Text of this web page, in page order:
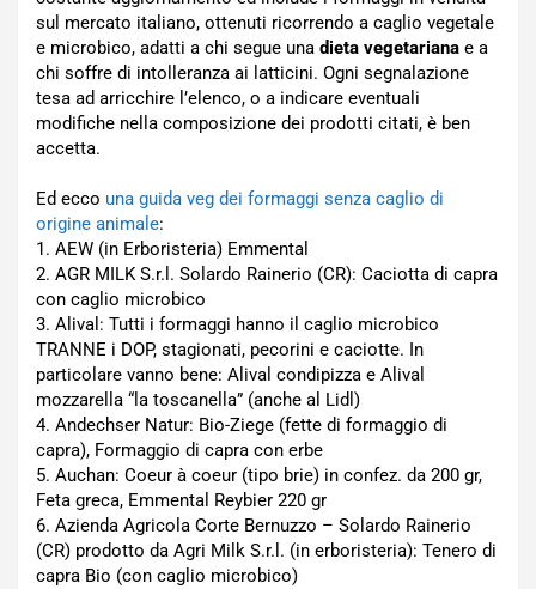
sul mercato italiano, ottenuti ricorrendo a caglio vegetale
e microbico, adatti a chi segue una dieta vegetariana e a
chi soffre di intolleranza ai latticini. Ogni segnalazione
tesa ad arricchire l’elenco, o a indicare eventuali
modifiche nella composizione dei prodotti citati, è ben
accetta.
Ed ecco una guida veg dei formaggi senza caglio di
origine animale:
1. AEW (in Erboristeria) Emmental
2. AGR MILK S.r.l. Solardo Rainerio (CR): Caciotta di capra
con caglio microbico
3. Alival: Tutti i formaggi hanno il caglio microbico
TRANNE i DOP, stagionati, pecorini e caciotte. In
particolare vanno bene: Alival condipizza e Alival
mozzarella “la toscanella” (anche al Lidl)
4. Andechser Natur: Bio-Ziege (fette di formaggio di
capra), Formaggio di capra con erbe
5. Auchan: Coeur à coeur (tipo brie) in confez. da 200 gr,
Feta greca, Emmental Reybier 220 gr
6. Azienda Agricola Corte Bernuzzo – Solardo Rainerio
(CR) prodotto da Agri Milk S.r.l. (in erboristeria): Tenero di
capra Bio (con caglio microbico)